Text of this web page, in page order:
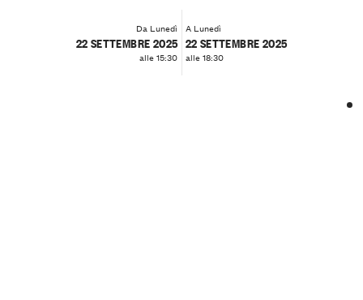
Da Lunedì
22 SETTEMBRE 2025
alle 15:30
A Lunedì
22 SETTEMBRE 2025
alle 18:30